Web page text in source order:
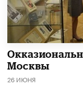
Москвы
26 ИЮНЯ